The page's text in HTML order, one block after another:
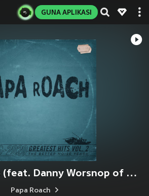
GUNA APLIKASI
Broken As Me (feat. Danny Worsnop of Asking Alexandria) (Explicit)
Papa Roach